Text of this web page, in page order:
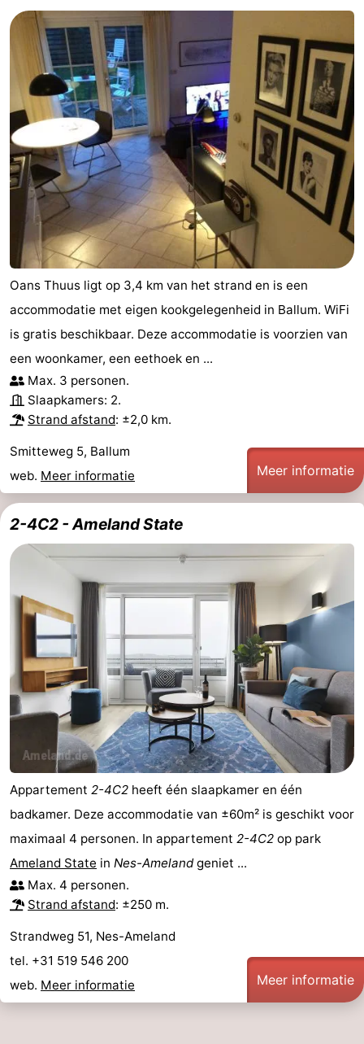
Oans Thuus ligt op 3,4 km van het strand en is een
accommodatie met eigen kookgelegenheid in Ballum. WiFi
is gratis beschikbaar. Deze accommodatie is voorzien van
een woonkamer, een eethoek en ...
Max. 3 personen.
Slaapkamers: 2.
Strand afstand: ±2,0 km.
Smitteweg 5, Ballum
web. Meer informatie Meer informatie
2-4C2 - Ameland State
Appartement 2-4C2 heeft één slaapkamer en één
badkamer. Deze accommodatie van ±60m² is geschikt voor
maximaal 4 personen. In appartement 2-4C2 op park
Ameland State in Nes-Amelandgeniet ...
Max. 4 personen.
Strand afstand: ±250 m.
Strandweg 51, Nes-Ameland
tel. +31 519 546 200
web. Meer informatie Meer informatie